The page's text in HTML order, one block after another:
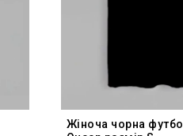
Жіноча чорна